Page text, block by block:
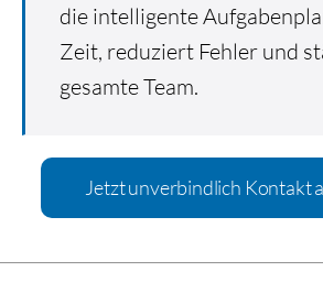
die intelligente
Zeit, reduziert Fehler und
gesamte Team.
Jetzt unverbindlich Kontakt